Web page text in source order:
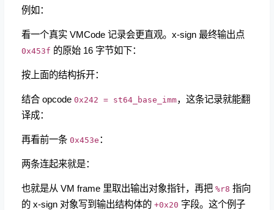
例如：
看一个真实 VMCode 记录会更直观。x-sign 最终输出点
0x453f 的原始 16 字节如下：
按上面的结构拆开：
结合 opcode 0x242 = st64_base_imm，这条记录就能翻
译成：
再看前一条 0x453e：
两条连起来就是：
也就是从 VM frame 里取出输出对象指针，再把 %r8 指向
的 x-sign 对象写到输出结构体的 +0x20 字段。这个例子